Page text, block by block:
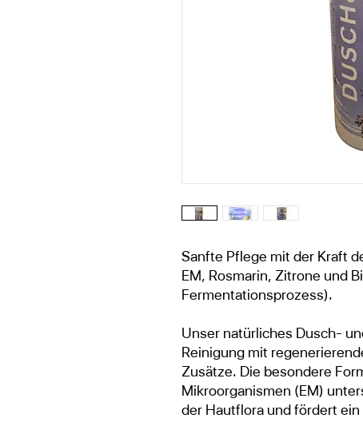
Sanfte Pflege mit der Kraft
EM, Rosmarin, Zitrone und
Fermentationsprozess).
Unser natürliches Dusch-
Reinigung mit
Zusätze. Die besondere
Mikroorganismen (EM)
der Hautflora und fördert